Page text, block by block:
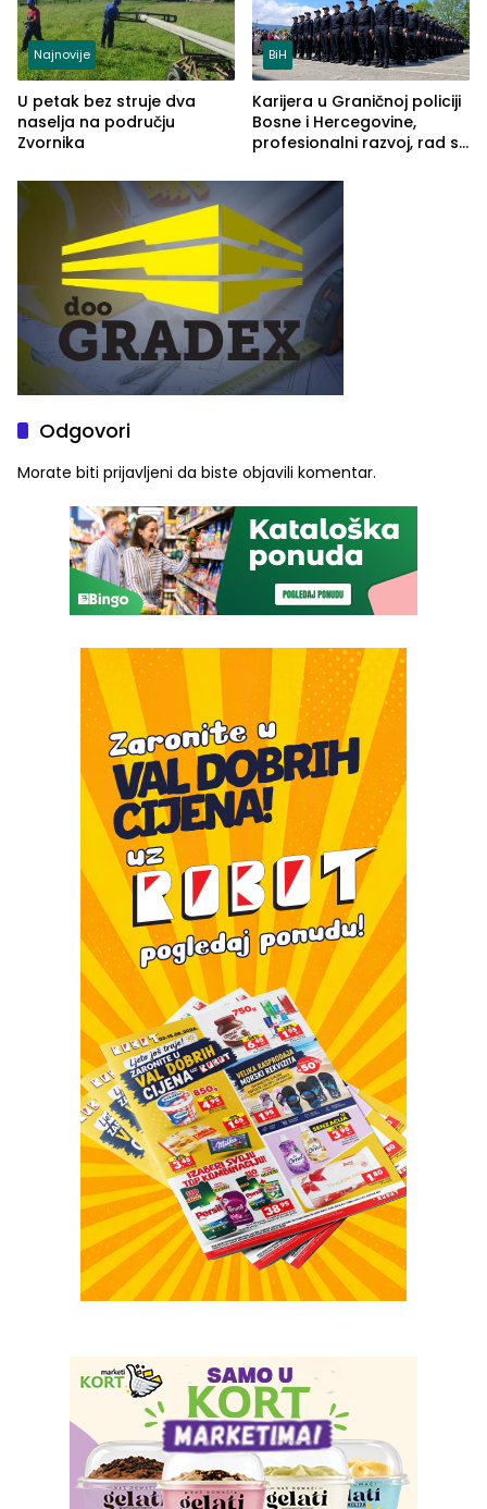
Najnovije
U petak bez struje dva
naselja na području
Zvornika
BiH
Karijera u Graničnoj policiji
Bosne i Hercegovine,
profesionalni razvoj, rad sa
služba građanima
Odgovori
Morate biti prijavljeni da biste objavili komentar.